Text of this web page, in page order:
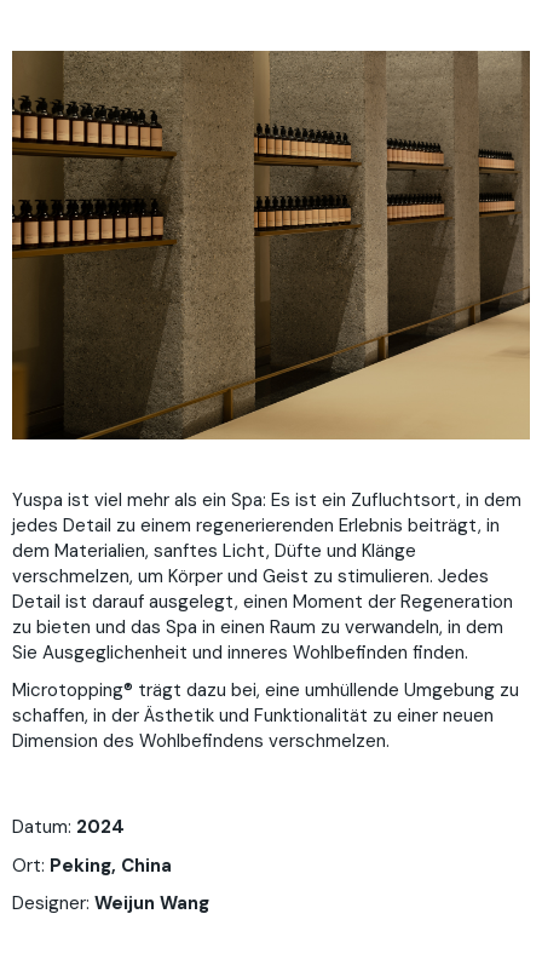
Yuspa ist viel mehr als ein Spa: Es ist ein Zufluchtsort, in dem
jedes Detail zu einem regenerierenden Erlebnis beiträgt, in
dem Materialien, sanftes Licht, Düfte und Klänge
verschmelzen, um Körper und Geist zu stimulieren. Jedes
Detail ist darauf ausgelegt, einen Moment der Regeneration
zu bieten und das Spa in einen Raum zu verwandeln, in dem
Sie Ausgeglichenheit und inneres Wohlbefinden finden.
Microtopping® trägt dazu bei, eine umhüllende Umgebung zu
schaffen, in der Ästhetik und Funktionalität zu einer neuen
Dimension des Wohlbefindens verschmelzen.
Datum: 2024
Ort: Peking, China
Designer: Weijun Wang